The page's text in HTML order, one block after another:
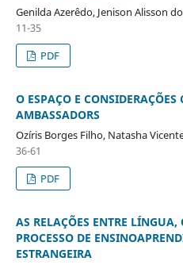
Genilda Azerêdo, Jenison Alisson
11-35
PDF
O ESPAÇO E
AMBASSADORS
Ozíris Borges Filho, Natasha
36-61
PDF
AS RELAÇÕES ENTRE
PROCESSO DE
ESTRANGEIRA